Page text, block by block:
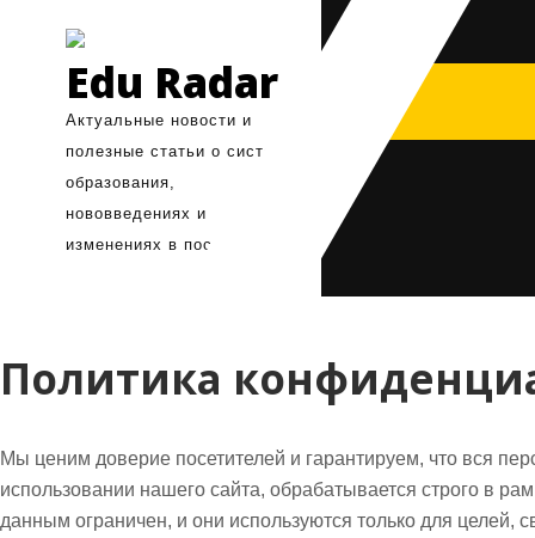
содержимомуEdu Radar
Актуальные новости и
полезные статьи о системе
образования,
нововведениях и
изменениях в поступлении
Политика
Мы ценим доверие посетителей и гарантируем, что вся
использовании нашего сайта, обрабатывается строго в
данным ограничен, и они используются только для целей,